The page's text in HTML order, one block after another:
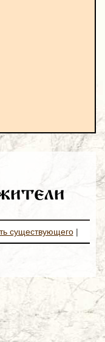
существующего|